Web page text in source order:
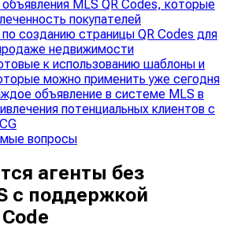
объявления MLS QR Codes, которые
покупателей
созданию страницы QR Codes для
недвижимости
к использованию шаблоны и
можно применить уже сегодня
объявление в системе MLS в
потенциальных клиентов с
вопросы
агенты без
с поддержкой